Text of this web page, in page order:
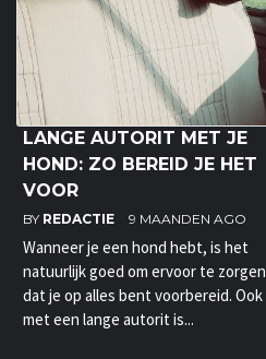
LANGE AUTORIT MET JE
HOND: ZO BEREID JE HET
VOOR
BY REDACTIE 9 MAANDEN AGO
Wanneer je een hond hebt, is het
natuurlijk goed om ervoor te zorgen
dat je op alles bent voorbereid. Ook
met een lange autorit is...